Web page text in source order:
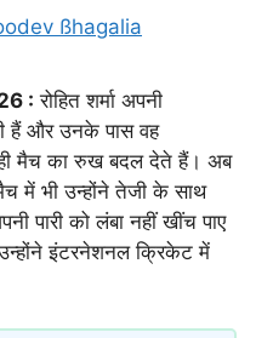
ßhagalia
: रोहित शर्मा अपनी
हैं और उनके पास वह
ही मैच का रुख बदल देते हैं। अब
में भी उन्होंने तेजी के साथ
पारी को लंबा नहीं खींच पाए
इंटरनेशनल क्रिकेट में